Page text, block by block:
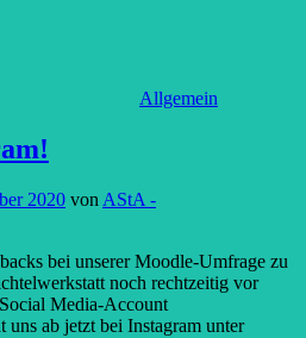
Allgemein
2020 von AStA -
bei unserer Moodle-Umfrage zu
noch rechtzeitig vor
Media-Account
uns ab jetzt bei Instagram unter